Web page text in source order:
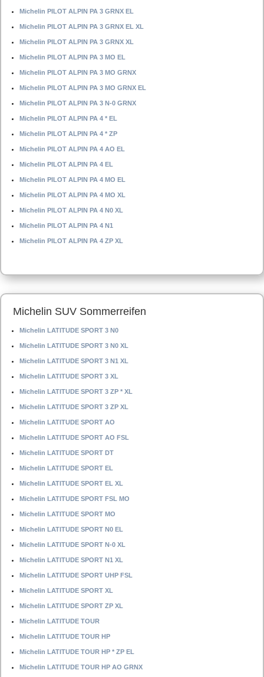
Michelin PILOT ALPIN PA 3 GRNX EL
Michelin PILOT ALPIN PA 3 GRNX EL XL
Michelin PILOT ALPIN PA 3 GRNX XL
Michelin PILOT ALPIN PA 3 MO EL
Michelin PILOT ALPIN PA 3 MO GRNX
Michelin PILOT ALPIN PA 3 MO GRNX EL
Michelin PILOT ALPIN PA 3 N-0 GRNX
Michelin PILOT ALPIN PA 4 * EL
Michelin PILOT ALPIN PA 4 * ZP
Michelin PILOT ALPIN PA 4 AO EL
Michelin PILOT ALPIN PA 4 EL
Michelin PILOT ALPIN PA 4 MO EL
Michelin PILOT ALPIN PA 4 MO XL
Michelin PILOT ALPIN PA 4 N0 XL
Michelin PILOT ALPIN PA 4 N1
Michelin PILOT ALPIN PA 4 ZP XL
Michelin SUV Sommerreifen
Michelin LATITUDE SPORT 3 N0
Michelin LATITUDE SPORT 3 N0 XL
Michelin LATITUDE SPORT 3 N1 XL
Michelin LATITUDE SPORT 3 XL
Michelin LATITUDE SPORT 3 ZP * XL
Michelin LATITUDE SPORT 3 ZP XL
Michelin LATITUDE SPORT AO
Michelin LATITUDE SPORT AO FSL
Michelin LATITUDE SPORT DT
Michelin LATITUDE SPORT EL
Michelin LATITUDE SPORT EL XL
Michelin LATITUDE SPORT FSL MO
Michelin LATITUDE SPORT MO
Michelin LATITUDE SPORT N0 EL
Michelin LATITUDE SPORT N-0 XL
Michelin LATITUDE SPORT N1 XL
Michelin LATITUDE SPORT UHP FSL
Michelin LATITUDE SPORT XL
Michelin LATITUDE SPORT ZP XL
Michelin LATITUDE TOUR
Michelin LATITUDE TOUR HP
Michelin LATITUDE TOUR HP * ZP EL
Michelin LATITUDE TOUR HP AO GRNX